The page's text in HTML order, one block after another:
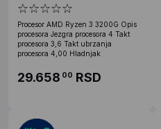
Procesor AMD Ryzen 3 3200G Opis
procesora Jezgra procesora 4 Takt
procesora 3,6 Takt ubrzanja
procesora 4,00 Hladnjak
29.658 00 RSD